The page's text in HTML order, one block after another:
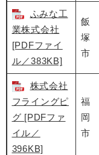
ふみな工
業株式会社
[PDFファイ
ル／383KB]
飯
塚
市
株式会社
フライングピ
グ [PDFファ
イル／
396KB]
福
岡
市